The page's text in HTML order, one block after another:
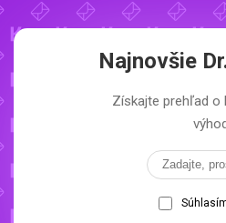
Najnovšie
Získajte prehľad o